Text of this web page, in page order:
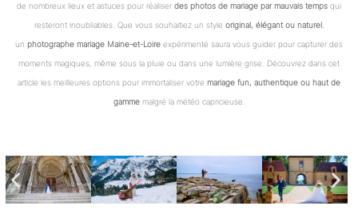
de nombreux lieux et astuces pour réaliser des photos de mariage par mauvais temps qui
resteront inoubliables. Que vous souhaitiez un style original, élégant ou naturel,
un photographe mariage Maine-et-Loire expérimenté saura vous guider pour capturer des
moments magiques, même sous la pluie ou dans une lumière grise. Découvrez dans cet
article les meilleures options pour immortaliser votre mariage fun, authentique ou haut de
gammemalgré la météo capricieuse.